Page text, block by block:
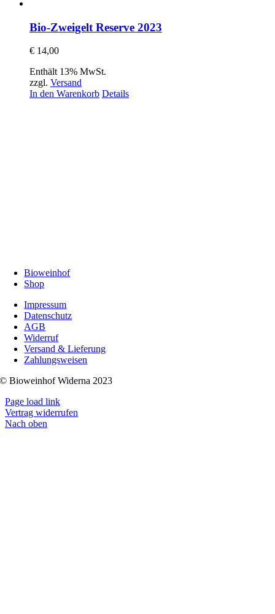
Bio-Zweigelt Reserve 2023
€ 14,00
Enthält 13% MwSt.
zzgl. Versand
In den Warenkorb Details
Bioweinhof
Shop
Impressum
Datenschutz
AGB
Widerruf
Versand & Lieferung
Zahlungsweisen
© Bioweinhof Widerna 2023
Page load link
Vertrag widerrufen
Nach oben